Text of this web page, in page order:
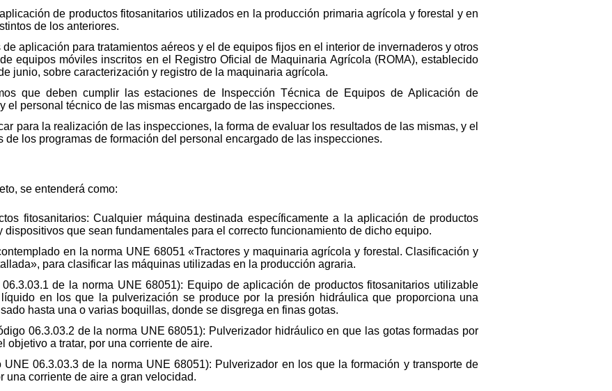
de productos fitosanitarios utilizados en la producción primaria agrícola y forestal y en
de los anteriores.
aplicación para tratamientos aéreos y el de equipos fijos en el interior de invernaderos y otros
equipos móviles inscritos en el Registro Oficial de Maquinaria Agrícola (ROMA), establecido
junio, sobre caracterización y registro de la maquinaria agrícola.
que deben cumplir las estaciones de Inspección Técnica de Equipos de Aplicación de
el personal técnico de las mismas encargado de las inspecciones.
para la realización de las inspecciones, la forma de evaluar los resultados de las mismas, y el
los programas de formación del personal encargado de las inspecciones.
se entenderá como:
fitosanitarios: Cualquier máquina destinada específicamente a la aplicación de productos
que sean fundamentales para el correcto funcionamiento de dicho equipo.
en la norma UNE 68051 «Tractores y maquinaria agrícola y forestal. Clasificación y
para clasificar las máquinas utilizadas en la producción agraria.
de la norma UNE 68051): Equipo de aplicación de productos fitosanitarios utilizable
en los que la pulverización se produce por la presión hidráulica que proporciona una
hasta una o varias boquillas, donde se disgrega en finas gotas.
06.3.03.2 de la norma UNE 68051): Pulverizador hidráulico en que las gotas formadas por
objetivo a tratar, por una corriente de aire.
06.3.03.3 de la norma UNE 68051): Pulverizador en los que la formación y transporte de
una corriente de aire a gran velocidad.